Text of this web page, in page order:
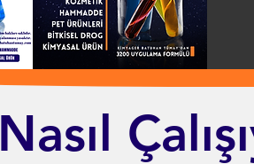
Nasıl